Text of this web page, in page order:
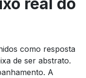
como resposta
de ser abstrato.
A